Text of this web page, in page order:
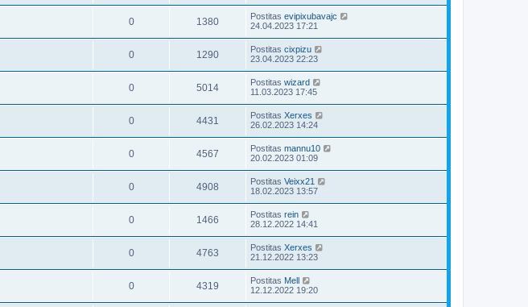
0 1380 Postitas evipixubavajc
24.04.2023 17:21
0 1290 Postitas cixpizu
23.04.2023 22:23
0 5014 Postitas wizard
11.03.2023 17:45
0 4431 Postitas Xerxes
26.02.2023 14:24
0 4567 Postitas mannu10
20.02.2023 01:09
0 4908 Postitas Veixx21
18.02.2023 13:57
0 1466 Postitas rein
28.12.2022 14:41
0 4763 Postitas Xerxes
21.12.2022 13:23
0 4319 Postitas Mell
12.12.2022 19:20